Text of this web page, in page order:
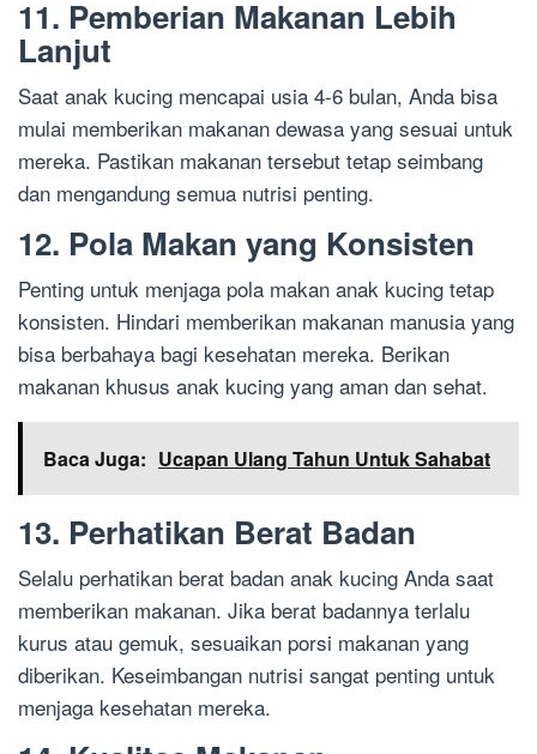
11. Pemberian Makanan Lebih
Lanjut
Saat anak kucing mencapai usia 4-6 bulan, Anda bisa
mulai memberikan makanan dewasa yang sesuai untuk
mereka. Pastikan makanan tersebut tetap seimbang
dan mengandung semua nutrisi penting.
12. Pola Makan yang Konsisten
Penting untuk menjaga pola makan anak kucing tetap
konsisten. Hindari memberikan makanan manusia yang
bisa berbahaya bagi kesehatan mereka. Berikan
makanan khusus anak kucing yang aman dan sehat.
Baca Juga: Ucapan Ulang Tahun Untuk Sahabat
13. Perhatikan Berat Badan
Selalu perhatikan berat badan anak kucing Anda saat
memberikan makanan. Jika berat badannya terlalu
kurus atau gemuk, sesuaikan porsi makanan yang
diberikan. Keseimbangan nutrisi sangat penting untuk
menjaga kesehatan mereka.